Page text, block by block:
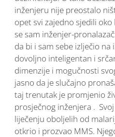
inženjeru nije preostalo
opet svi zajedno sjedili
se sam inženjer-
da bi i sam sebe izlječio na
dovoljno inteligentan i
dimenzije i mogučnosti
jasno da je slučajno
taj trenutak je promjenio
prosječnog inženjera .
liječenju oboljelih od
otkrio i prozvao MMS.